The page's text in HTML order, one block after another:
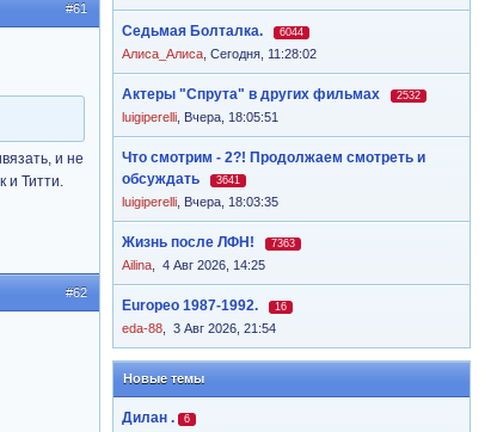
Седьмая Болталка. 6044
Алиса_Алиса Сегодня, 11:28:02
Актеры "Спрута" в других фильмах 2532
luigiperelli Вчера, 18:05:51
Что смотрим - 2?! Продолжаем смотреть и
обсуждать
3641
luigiperelli Вчера, 18:03:35
Жизнь после ЛФН! 7363
Ailina 4 Авг 2026, 14:25
Europeo 1987-1992. 16
eda-88 3 Авг 2026, 21:54
Новые темы
Дилан . 6
#61
и не
и Титти.
#62